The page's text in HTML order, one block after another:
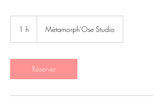
1 h Métamorph'Ose Studio
Réserver